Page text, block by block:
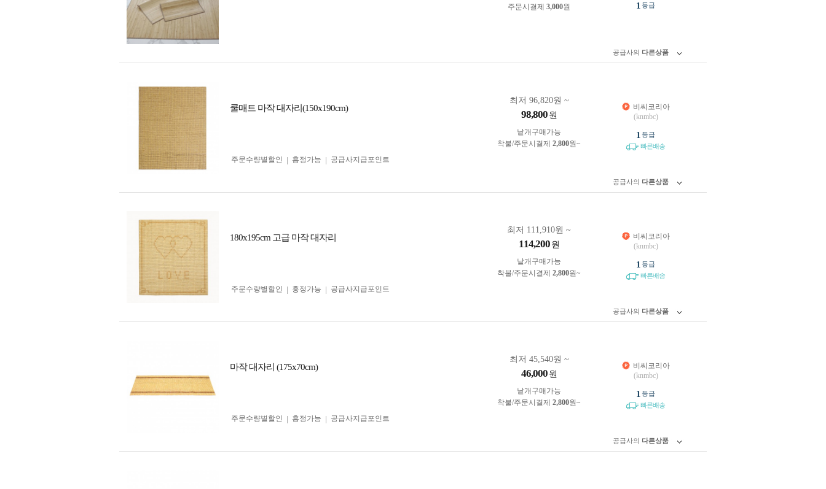
주문시결제 3,000원 1 등급
공급사의 다른상품
쿨매트 마작 대자리(150x190cm)
최저 96,820원 ~
98,800 원
낱개구매가능
착불/주문시결제 2,800원~
주문수량별할인
흥정가능 공급사지급포인트
비씨코리아
(knmbc)
1 등급
빠른배송
공급사의 다른상품
180x195cm 고급 마작 대자리
최저 111,910원 ~
114,200 원
낱개구매가능
착불/주문시결제 2,800원~
주문수량별할인
흥정가능 공급사지급포인트
비씨코리아
(knmbc)
1 등급
빠른배송
공급사의 다른상품
마작 대자리 (175x70cm)
최저 45,540원 ~
46,000 원
낱개구매가능
착불/주문시결제 2,800원~
주문수량별할인
흥정가능 공급사지급포인트
비씨코리아
(knmbc)
1 등급
빠른배송
공급사의 다른상품